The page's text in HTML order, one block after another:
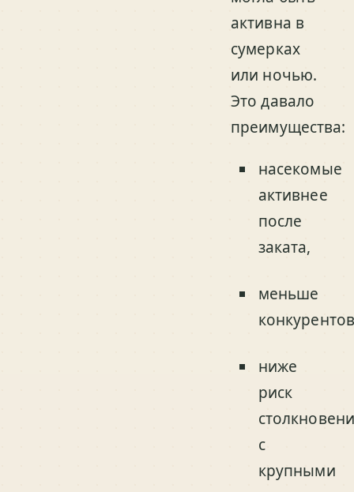
активна в
сумерках
или ночью.
Это давало
преимущества:
насекомые
активнее
после
заката,
меньше
ниже
риск
с
крупными